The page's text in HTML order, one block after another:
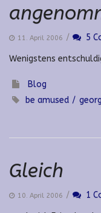
11. April 2006 / 5
Wenigstens
Blog
be amused
Gleich
10. April 2006 / 1